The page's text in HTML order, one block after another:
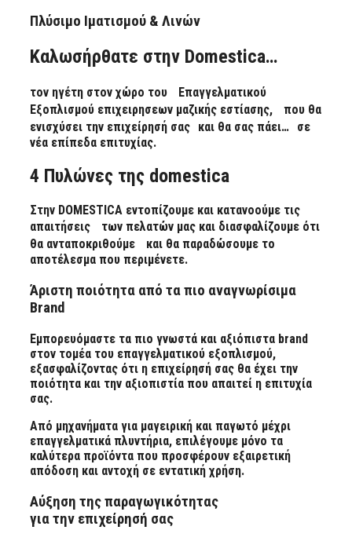
Πλύσιμο Ιματισμού & Λινών
Kαλωσήρθατε στην Domestica…
τον ηγέτη στον χώρο του Επαγγελματικού
Εξοπλισμoύ επιχειρησεων μαζικής εστίασης, που θα
ενισχύσει την επιχείρησή σας και θα σας πάει… σε
νέα επίπεδα επιτυχίας.
4 Πυλώνες της domestica
Στην DOMESTICA εντοπίζουμε και κατανοούμε τις
απαιτήσεις των πελατών μας και διασφαλίζουμε ότι
θα ανταποκριθούμε και θα παραδώσουμε το
αποτέλεσμα που περιμένετε.
Άριστη ποιότητα από τα πιο αναγνωρίσιμα
Brand
Εμπορευόμαστε τα πιο γνωστά και αξιόπιστα brand
στον τομέα του επαγγελματικού εξοπλισμού,
εξασφαλίζοντας ότι η επιχείρησή σας θα έχει την
ποιότητα και την αξιοπιστία που απαιτεί η επιτυχία
σας.
Από μηχανήματα για μαγειρική και παγωτό μέχρι
επαγγελματικά πλυντήρια, επιλέγουμε μόνο τα
καλύτερα προϊόντα που προσφέρουν εξαιρετική
απόδοση και αντοχή σε εντατική χρήση.
Αύξηση της παραγωγικότητας
για την επιχείρησή σας